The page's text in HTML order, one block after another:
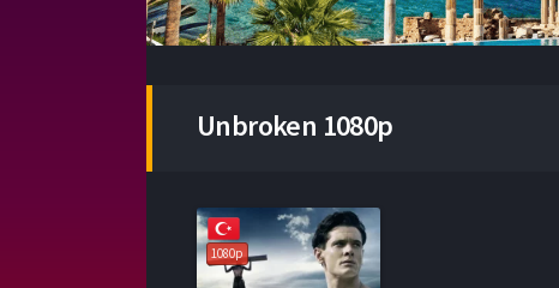
Unbroken 1080p
1080p